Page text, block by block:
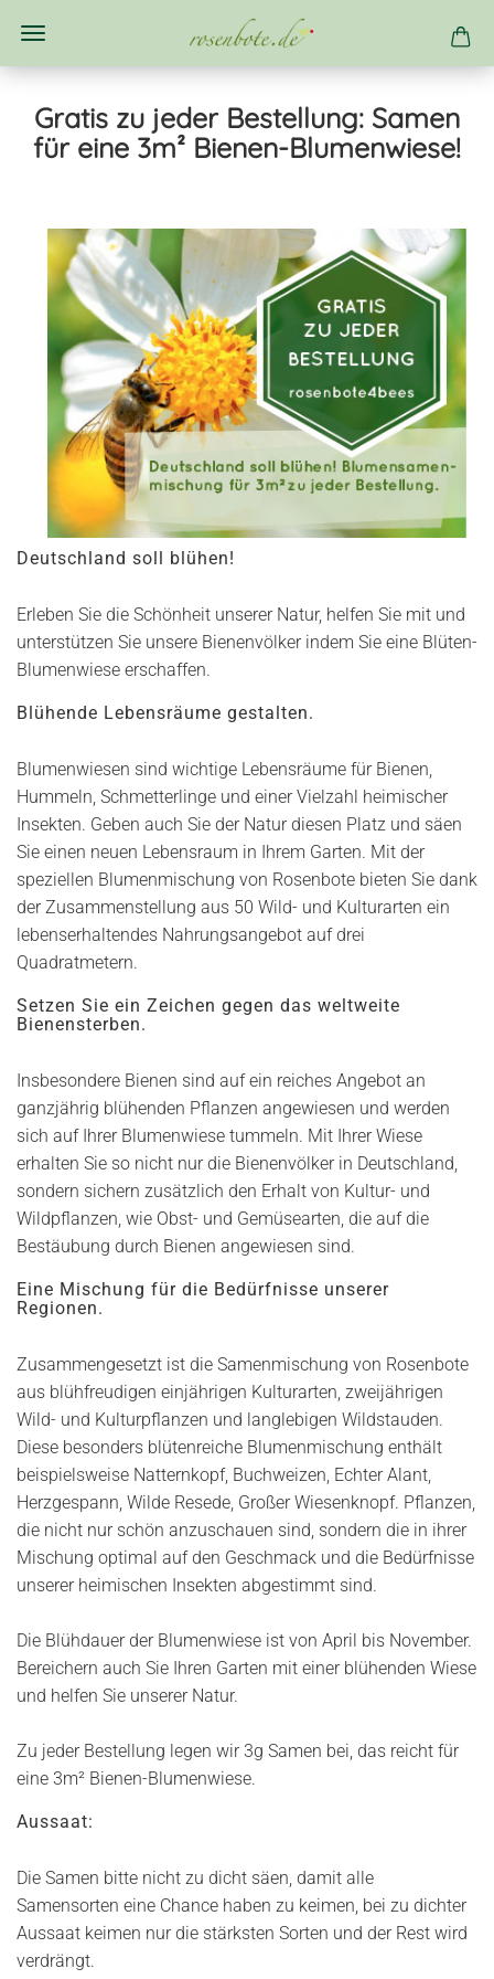
Gratis zu jeder Bestellung: Samen
für eine 3m² Bienen-Blumenwiese!
Deutschland soll blühen!
Erleben Sie die Schönheit unserer Natur, helfen Sie mit und
unterstützen Sie unsere Bienenvölker indem Sie eine Blüten-
Blumenwiese erschaffen.
Blühende Lebensräume gestalten.
Blumenwiesen sind wichtige Lebensräume für Bienen,
Hummeln, Schmetterlinge und einer Vielzahl heimischer
Insekten. Geben auch Sie der Natur diesen Platz und säen
Sie einen neuen Lebensraum in Ihrem Garten. Mit der
speziellen Blumenmischung von Rosenbote bieten Sie dank
der Zusammenstellung aus 50 Wild- und Kulturarten ein
lebenserhaltendes Nahrungsangebot auf drei
Quadratmetern.
Setzen Sie ein Zeichen gegen das weltweite
Bienensterben.
Insbesondere Bienen sind auf ein reiches Angebot an
ganzjährig blühenden Pflanzen angewiesen und werden
sich auf Ihrer Blumenwiese tummeln. Mit Ihrer Wiese
erhalten Sie so nicht nur die Bienenvölker in Deutschland,
sondern sichern zusätzlich den Erhalt von Kultur- und
Wildpflanzen, wie Obst- und Gemüsearten, die auf die
Bestäubung durch Bienen angewiesen sind.
Eine Mischung für die Bedürfnisse unserer
Regionen.
Zusammengesetzt ist die Samenmischung von Rosenbote
aus blühfreudigen einjährigen Kulturarten, zweijährigen
Wild- und Kulturpflanzen und langlebigen Wildstauden.
Diese besonders blütenreiche Blumenmischung enthält
beispielsweise Natternkopf, Buchweizen, Echter Alant,
Herzgespann, Wilde Resede, Großer Wiesenknopf. Pflanzen,
die nicht nur schön anzuschauen sind, sondern die in ihrer
Mischung optimal auf den Geschmack und die Bedürfnisse
unserer heimischen Insekten abgestimmt sind.
Die Blühdauer der Blumenwiese ist von April bis November.
Bereichern auch Sie Ihren Garten mit einer blühenden Wiese
und helfen Sie unserer Natur.
Zu jeder Bestellung legen wir 3g Samen bei, das reicht für
eine 3m² Bienen-Blumenwiese.
Aussaat:
Die Samen bitte nicht zu dicht säen, damit alle
Samensorten eine Chance haben zu keimen, bei zu dichter
Aussaat keimen nur die stärksten Sorten und der Rest wird
verdrängt.